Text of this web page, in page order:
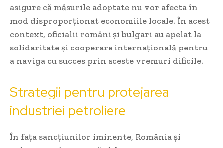
asigure că măsurile adoptate nu vor afecta în
mod disproporționat economiile locale. În acest
context, oficialii români și bulgari au apelat la
solidaritate și cooperare internațională pentru
a naviga cu succes prin aceste vremuri dificile.
Strategii pentru protejarea
industriei petroliere
În fața sancțiunilor iminente, România și